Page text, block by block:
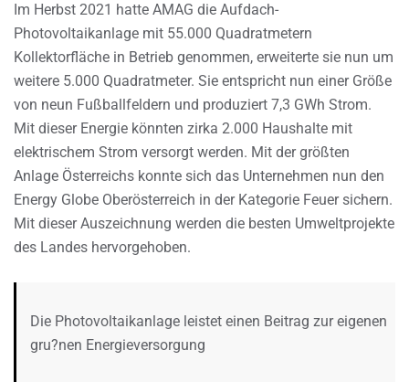
Im Herbst 2021 hatte AMAG die Aufdach-
Photovoltaikanlage mit 55.000 Quadratmetern
Kollektorfläche in Betrieb genommen, erweiterte sie nun um
weitere 5.000 Quadratmeter. Sie entspricht nun einer Größe
von neun Fußballfeldern und produziert 7,3 GWh Strom.
Mit dieser Energie könnten zirka 2.000 Haushalte mit
elektrischem Strom versorgt werden. Mit der größten
Anlage Österreichs konnte sich das Unternehmen nun den
Energy Globe Oberösterreich in der Kategorie Feuer sichern.
Mit dieser Auszeichnung werden die besten Umweltprojekte
des Landes hervorgehoben.
Die Photovoltaikanlage leistet einen Beitrag zur eigenen
gru?nen Energieversorgung